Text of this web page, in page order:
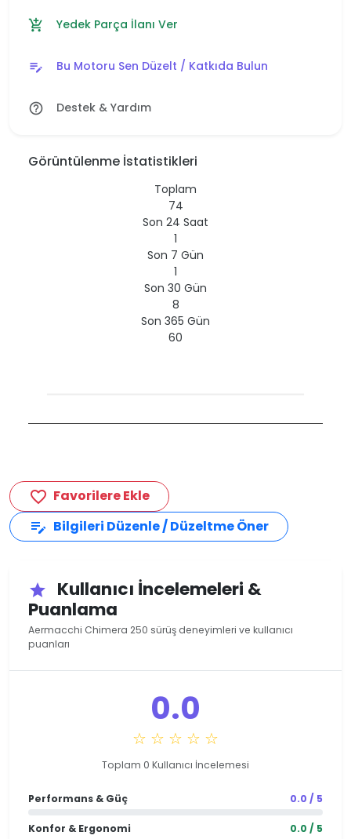
add_shopping_cart Yedek Parça İlanı Ver
edit_note Bu Motoru Sen Düzelt / Katkıda Bulun
help_outline Destek & Yardım
Görüntülenme İstatistikleri
Toplam
74
Son 24 Saat
1
Son 7 Gün
1
Son 30 Gün
8
Son 365 Gün
60
favorite_border Favorilere Ekle
edit_note Bilgileri Düzenle / Düzeltme Öner
star
Kullanıcı İncelemeleri &
Puanlama
Aermacchi Chimera 250 sürüş deneyimleri ve kullanıcı
puanları
0.0
☆ ☆ ☆ ☆ ☆
Toplam 0 Kullanıcı İncelemesi
Performans & Güç 0.0 / 5
Konfor & Ergonomi 0.0 / 5